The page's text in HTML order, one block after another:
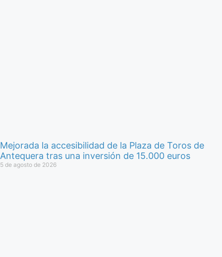
Mejorada la accesibilidad de la Plaza de Toros de
Antequera tras una inversión de 15.000 euros
5 de agosto de 2026